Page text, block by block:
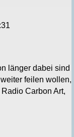
länger dabei sind
feilen wollen,
Carbon Art,